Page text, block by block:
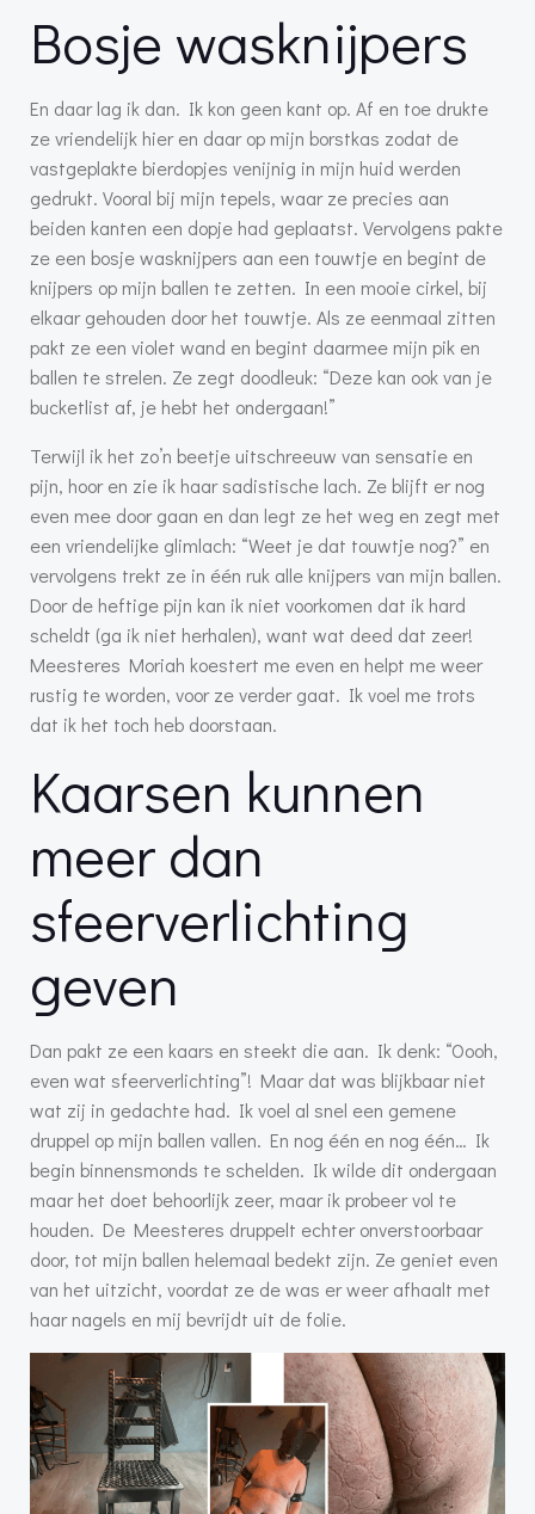
Bosje wasknijpers
En daar lag ik dan. Ik kon geen kant op. Af en toe drukte
ze vriendelijk hier en daar op mijn borstkas zodat de
vastgeplakte bierdopjes venijnig in mijn huid werden
gedrukt. Vooral bij mijn tepels, waar ze precies aan
beiden kanten een dopje had geplaatst. Vervolgens pakte
ze een bosje wasknijpers aan een touwtje en begint de
knijpers op mijn ballen te zetten. In een mooie cirkel, bij
elkaar gehouden door het touwtje. Als ze eenmaal zitten
pakt ze een violet wand en begint daarmee mijn pik en
ballen te strelen. Ze zegt doodleuk: “Deze kan ook van je
bucketlist af, je hebt het ondergaan!”
Terwijl ik het zo’n beetje uitschreeuw van sensatie en
pijn, hoor en zie ik haar sadistische lach. Ze blijft er nog
even mee door gaan en dan legt ze het weg en zegt met
een vriendelijke glimlach: “Weet je dat touwtje nog?” en
vervolgens trekt ze in één ruk alle knijpers van mijn ballen.
Door de heftige pijn kan ik niet voorkomen dat ik hard
scheldt (ga ik niet herhalen), want wat deed dat zeer!
Meesteres Moriah koestert me even en helpt me weer
rustig te worden, voor ze verder gaat. Ik voel me trots
dat ik het toch heb doorstaan.
Kaarsen kunnen
meer dan
sfeerverlichting
geven
Dan pakt ze een kaars en steekt die aan. Ik denk: “Oooh,
even wat sfeerverlichting”! Maar dat was blijkbaar niet
wat zij in gedachte had. Ik voel al snel een gemene
druppel op mijn ballen vallen. En nog één en nog één… Ik
begin binnensmonds te schelden. Ik wilde dit ondergaan
maar het doet behoorlijk zeer, maar ik probeer vol te
houden. De Meesteres druppelt echter onverstoorbaar
door, tot mijn ballen helemaal bedekt zijn. Ze geniet even
van het uitzicht, voordat ze de was er weer afhaalt met
haar nagels en mij bevrijdt uit de folie.